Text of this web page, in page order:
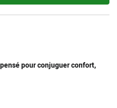
pour conjuguer confort,